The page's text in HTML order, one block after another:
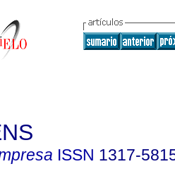
ISSN 1317-